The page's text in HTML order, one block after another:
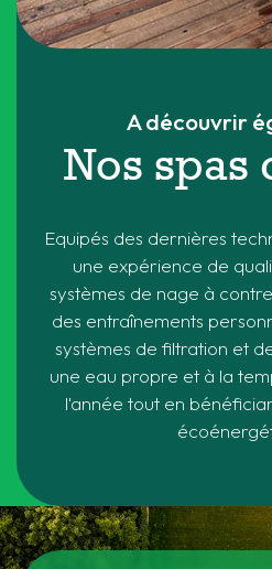
A découvrir
Nos spas
Equipés des dernières
une expérience de
systèmes de nage à
des entraînements
systèmes de filtration et
une eau propre et à la
l'année tout en